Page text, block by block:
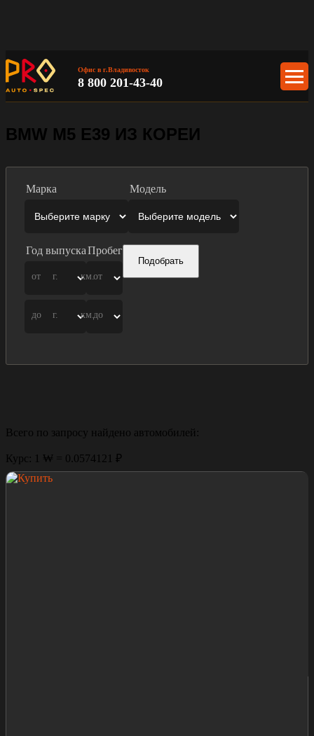
Офис в г.Владивосток
8 800 201-43-40
BMW M5 E39 ИЗ КОРЕИ
Марка Модель
Год выпуска
от г.
до г.
Пробег
от
км.
до
км.
Подобрать
Всего по запросу найдено автомобилей:
Курс: 1 ₩ = 0.0574121 ₽